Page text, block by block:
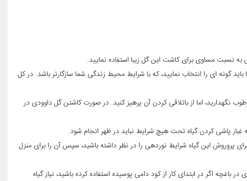
نسبت مساوی برای کاشت این گل زیبا استفاده نمایید.
گونه ای را انتخاب نمایید، که با شرایط محیط زندگی شما سازگارتر باشد. در کل
نگهدارید، اما از باتلاقی کردن آن پرهیز کنید. در صورت کاشتن گل داوودی در
غبار پاشی کردن گیاه تحت هیچ شرایط نباید در ظهر انجام شود.
پروروش این گیاه شرایط نوردهی را در نظر داشته باشید، سپس آن را برای منزل
اگر در ابتدای کار از کود دامی پوسیده استفاده کرده باشید، نیاز گیاه